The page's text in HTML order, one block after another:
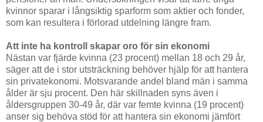
kvinnor sparar i långsiktig sparform som aktier och fonder,
som kan resultera i förlorad utdelning längre fram.
Att inte ha kontroll skapar oro för sin ekonomi
Nästan var fjärde kvinna (23 procent) mellan 18 och 29 år,
säger att de i stor utsträckning behöver hjälp för att hantera
sin privatekonomi. Motsvarande andel bland män i samma
ålder är sju procent. Den här skillnaden syns även i
åldersgruppen 30-49 år, där var femte kvinna (19 procent)
anser sig behöva stöd för att hantera sin ekonomi jämfört